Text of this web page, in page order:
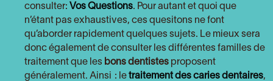
consulter: Vos Questions. Pour autant et quoi que
n’étant pas exhaustives, ces quesitons ne font
qu’aborder rapidement quelques sujets. Le mieux sera
donc également de consulter les différentes familles de
traitement que les bons dentistes proposent
généralement. Ainsi : le traitement des caries dentaires,